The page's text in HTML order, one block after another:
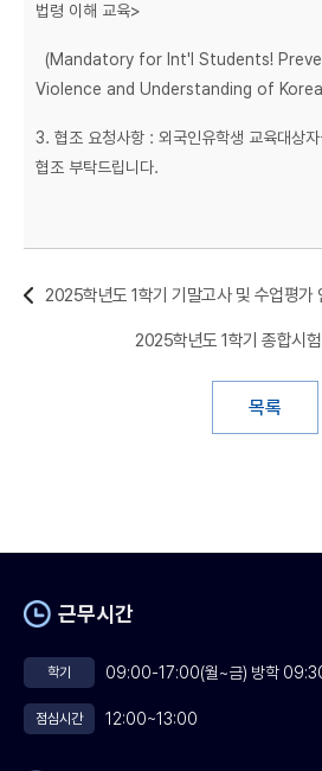
법령 이해 교육>
(Mandatory for Int'l Students!
Violence and Understanding of
3. 협조 요청사항 : 외국인유학생 교육대상
협조 부탁드립니다.
2025학년도 1학기 기말고사 및 수업평가
목록
2025학년도 1학기 종합시
근무시간
학기 09:00-17:00(월~금) 방학
점심시간 12:00~13:00